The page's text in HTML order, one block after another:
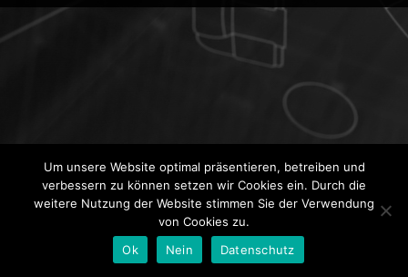
Um unsere Website optimal präsentieren, betreiben und
verbessern zu können setzen wir Cookies ein. Durch die
weitere Nutzung der Website stimmen Sie der Verwendung
von Cookies zu.
Ok
Nein Datenschutz